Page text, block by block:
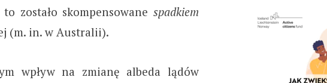
zostało skompensowane spadkiem
(m. in. w Australii).
wpływ na zmianę albeda lądów